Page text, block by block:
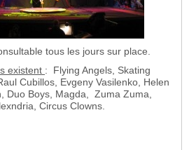
tous les jours sur place.
existent : Flying Angels, Skating
Cubillos, Evgeny Vasilenko, Helen
Duo Boys, Magda, Zuma Zuma,
Circus Clowns.